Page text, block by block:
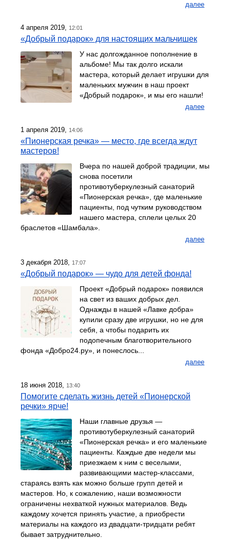
далее
4 апреля 2019, 12:01
«Добрый подарок» для настоящих мальчишек
У нас долгожданное пополнение в
альбоме! Мы так долго искали
мастера, который делает игрушки для
маленьких мужчин в наш проект
«Добрый подарок», и мы его нашли!
далее
1 апреля 2019, 14:06
«Пионерская речка» — место, где всегда ждут
мастеров!
Вчера по нашей доброй традиции, мы
снова посетили
противотуберкулезный санаторий
«Пионерская речка», где маленькие
пациенты, под чутким руководством
нашего мастера, сплели целых 20
браслетов «Шамбала».
далее
3 декабря 2018, 17:07
«Добрый подарок» — чудо для детей фонда!
Проект «Добрый подарок» появился
на свет из ваших добрых дел.
Однажды в нашей «Лавке добра»
купили сразу две игрушки, но не для
себя, а чтобы подарить их
подопечным благотворительного
фонда «Добро24.ру», и понеслось...
далее
18 июня 2018, 13:40
Помогите сделать жизнь детей «Пионерской
речки» ярче!
Наши главные друзья —
противотуберкулезный санаторий
«Пионерская речка» и его маленькие
пациенты. Каждые две недели мы
приезжаем к ним с веселыми,
развивающими мастер-классами,
стараясь взять как можно больше групп детей и
мастеров. Но, к сожалению, наши возможности
ограничены нехваткой нужных материалов. Ведь
каждому хочется принять участие, а приобрести
материалы на каждого из двадцати-тридцати ребят
бывает затруднительно.